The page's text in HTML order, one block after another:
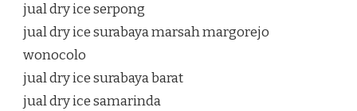
jual dry ice serpong
jual dry ice surabaya marsah margorejo
wonocolo
jual dry ice surabaya barat
jual dry ice samarinda